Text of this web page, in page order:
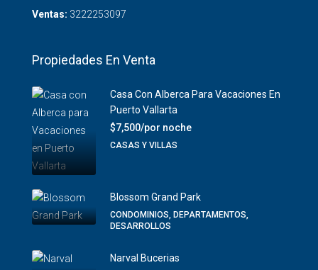
Ventas: 3222253097
Propiedades En Venta
Casa Con Alberca Para Vacaciones En
Puerto Vallarta
$7,500/por noche
CASAS Y VILLAS
Blossom Grand Park
CONDOMINIOS, DEPARTAMENTOS,
DESARROLLOS
Narval Bucerias